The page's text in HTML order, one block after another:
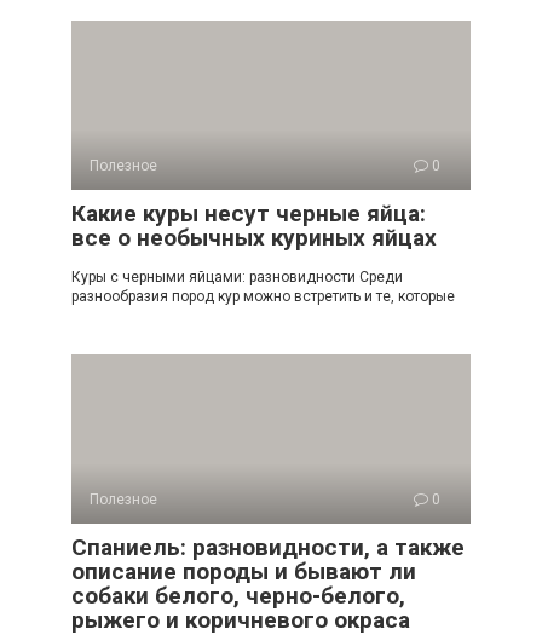
Полезное 0
Какие куры несут черные яйца:
все о необычных куриных яйцах
Куры с черными яйцами: разновидности Среди
разнообразия пород кур можно встретить и те, которые
Полезное 0
Спаниель: разновидности, а также
описание породы и бывают ли
собаки белого, черно-белого,
рыжего и коричневого окраса